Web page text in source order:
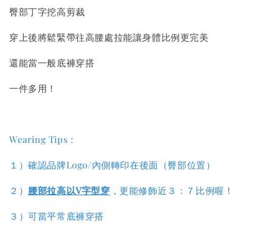
臀部丁字挖高剪裁
穿上後將鬆緊帶往高腰處拉能讓身體比例更完美
還能當一般底褲穿搭
一件多用！
Wearing Tips :
１）確認品牌Logo/內側轉印在後面（臀部位置）
２） 腰部拉高以V字型穿 ，更能修飾近３：７比例喔！
３）可當平常底褲穿搭